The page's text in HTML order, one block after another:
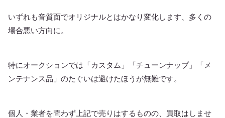
いずれも音質面でオリジナルとはかなり変化します、多くの
場合悪い方向に。
特にオークションでは「カスタム」「チューンナップ」「メ
ンテナンス品」のたぐいは避けたほうが無難です。
個人・業者を問わず上記で売りはするものの、買取はしませ